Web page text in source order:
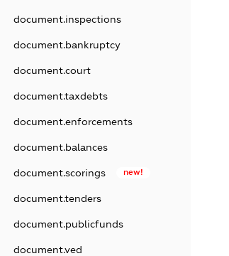
document.inspections
document.bankruptcy
document.court
document.taxdebts
document.enforcements
document.balances
document.scorings new!
document.tenders
document.publicfunds
document.ved